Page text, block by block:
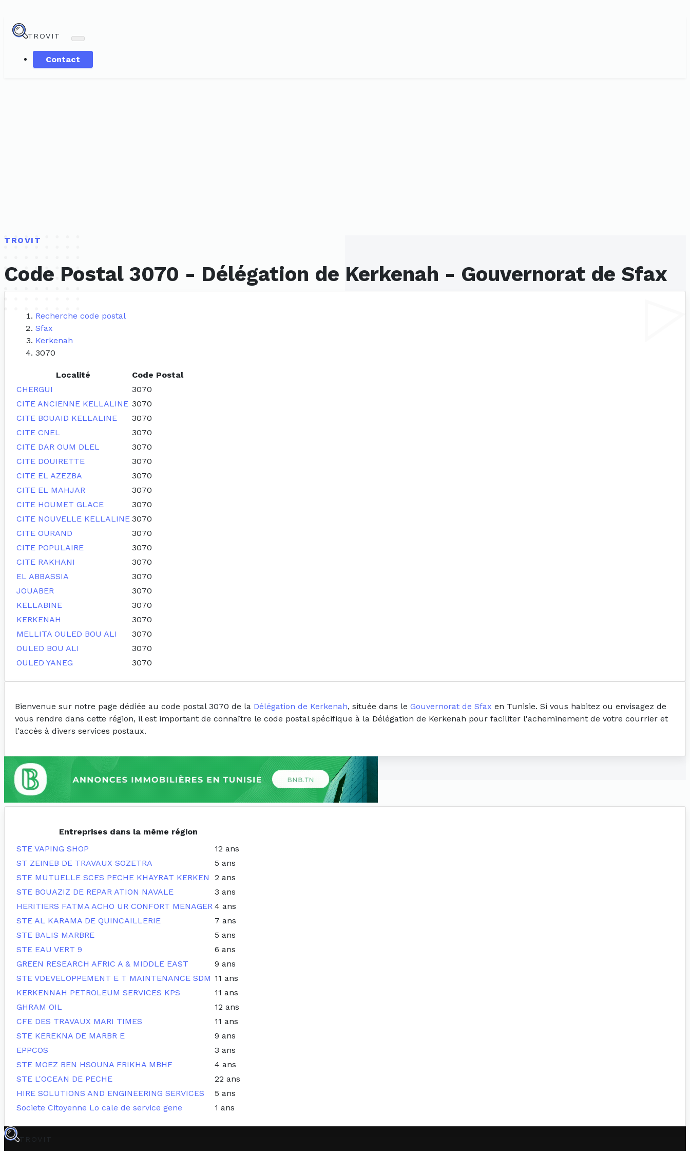
TROVIT
Contact
TROVIT
Code Postal 3070 - Délégation de Kerkenah - Gouvernorat de Sfax
Recherche code postal
Sfax
Kerkenah
3070
Localité
Code Postal
CHERGUI
3070
CITE ANCIENNE KELLALINE 3070
CITE BOUAID KELLALINE
3070
CITE CNEL
3070
CITE DAR OUM DLEL
3070
CITE DOUIRETTE
3070
CITE EL AZEZBA
3070
CITE EL MAHJAR
3070
CITE HOUMET GLACE
3070
CITE NOUVELLE KELLALINE 3070
CITE OURAND
3070
CITE POPULAIRE
3070
CITE RAKHANI
3070
EL ABBASSIA
3070
JOUABER
3070
KELLABINE
3070
KERKENAH
3070
MELLITA OULED BOU ALI
3070
OULED BOU ALI
3070
OULED YANEG
3070
Bienvenue sur notre page dédiée au code postal 3070 de la Délégation de Kerkenah, située dans le Gouvernorat de Sfax en Tunisie. Si vous habitez ou envisagez de
vous rendre dans cette région, il est important de connaître le code postal spécifique à la Délégation de Kerkenah pour faciliter l'acheminement de votre courrier et
l'accès à divers services postaux.
Entreprises dans la même région
STE VAPING SHOP
12 ans
ST ZEINEB DE TRAVAUX SOZETRA
5 ans
STE MUTUELLE SCES PECHE KHAYRAT KERKEN
2 ans
STE BOUAZIZ DE REPAR ATION NAVALE
3 ans
HERITIERS FATMA ACHO UR CONFORT MENAGER 4 ans
STE AL KARAMA DE QUINCAILLERIE
7 ans
STE BALIS MARBRE
5 ans
STE EAU VERT 9
6 ans
GREEN RESEARCH AFRIC A & MIDDLE EAST
9 ans
STE VDEVELOPPEMENT E T MAINTENANCE SDM 11 ans
KERKENNAH PETROLEUM SERVICES KPS
11 ans
GHRAM OIL
12 ans
CFE DES TRAVAUX MARI TIMES
11 ans
STE KEREKNA DE MARBR E
9 ans
EPPCOS
3 ans
STE MOEZ BEN HSOUNA FRIKHA MBHF
4 ans
STE L'OCEAN DE PECHE
22 ans
HIRE SOLUTIONS AND ENGINEERING SERVICES
5 ans
Societe Citoyenne Lo cale de service gene
1 ans
TROVIT